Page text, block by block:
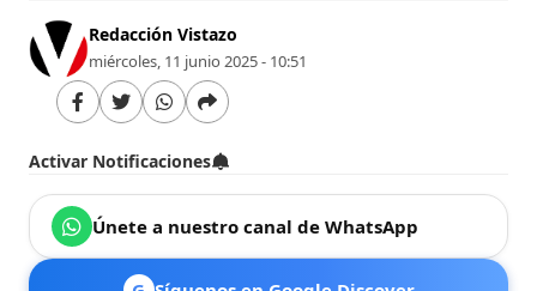
Redacción Vistazo
miércoles, 11 junio 2025 - 10:51
Activar Notificaciones
Únete a nuestro canal de WhatsApp